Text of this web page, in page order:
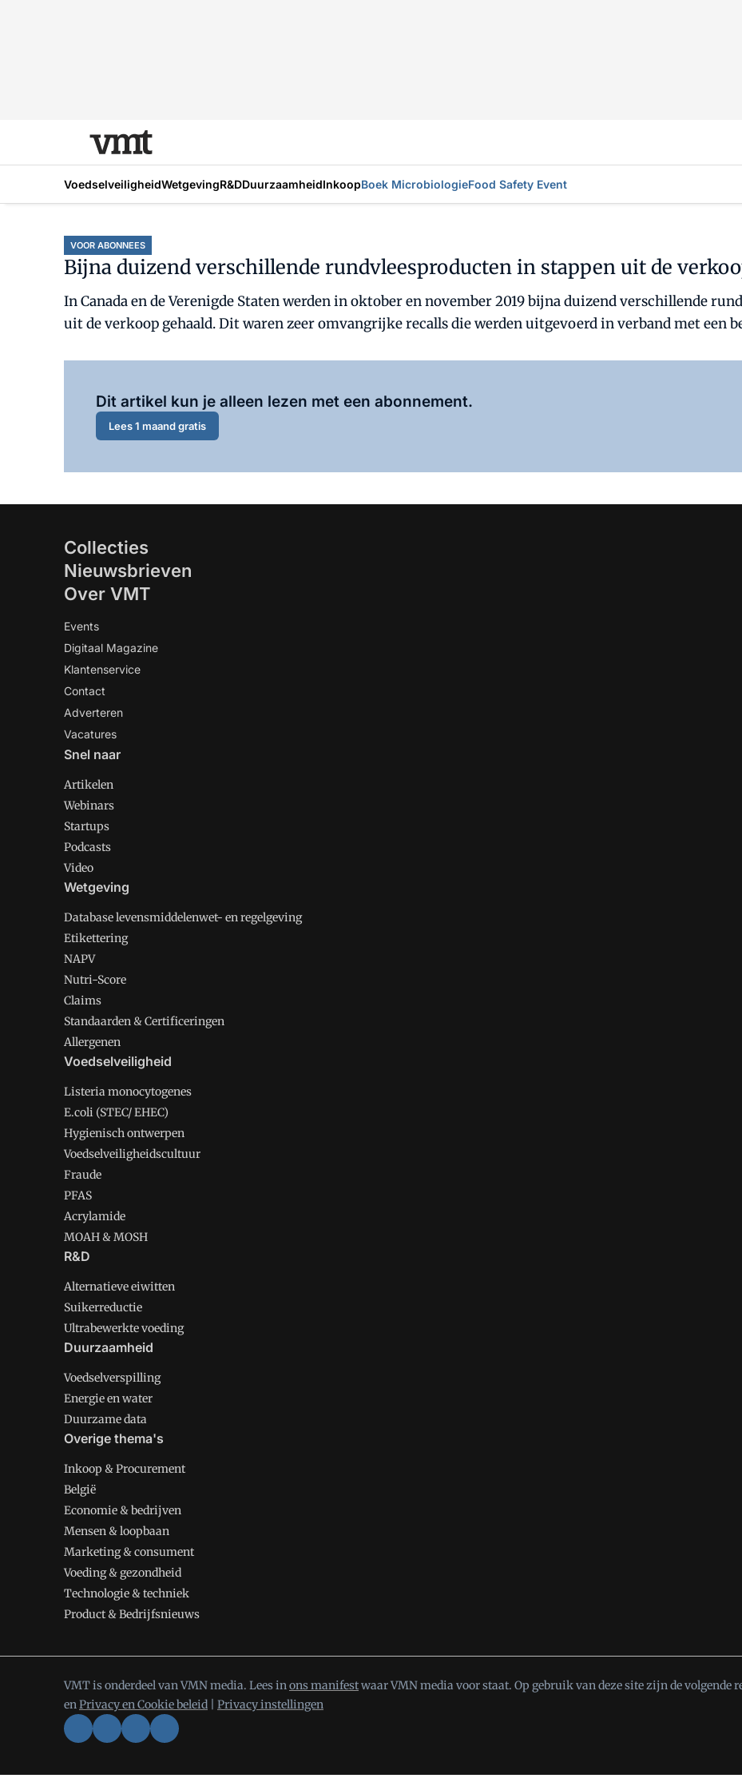
VoedselveiligheidWetgevingR&DDuurzaamheidInkoopBoek MicrobiologieFood Safety Event
VOOR ABONNEES
Bijna duizend verschillende rundvleesproducten in stappen uit de
In Canada en de Verenigde Staten werden in oktober en november 2019 bijna duizend verschillende
uit de verkoop gehaald. Dit waren zeer omvangrijke recalls die werden uitgevoerd in verband met een
Dit artikel kun je alleen lezen met een abonnement.
Lees 1 maand gratis
Collecties
Nieuwsbrieven
Over VMT
Events
Digitaal Magazine
Klantenservice
Contact
Adverteren
Vacatures
Snel naar
Artikelen
Webinars
Startups
Podcasts
Video
Wetgeving
Database levensmiddelenwet- en regelgeving
Etikettering
NAPV
Nutri-Score
Claims
Standaarden & Certificeringen
Allergenen
Voedselveiligheid
Listeria monocytogenes
E.coli (STEC/ EHEC)
Hygienisch ontwerpen
Voedselveiligheidscultuur
Fraude
PFAS
Acrylamide
MOAH & MOSH
R&D
Alternatieve eiwitten
Suikerreductie
Ultrabewerkte voeding
Duurzaamheid
Voedselverspilling
Energie en water
Duurzame data
Overige thema's
Inkoop & Procurement
België
Economie & bedrijven
Mensen & loopbaan
Marketing & consument
Voeding & gezondheid
Technologie & techniek
Product & Bedrijfsnieuws
VMT is onderdeel van VMN media. Lees inons manifestwaar VMN media voor staat. Op gebruik van deze site zijn de volgende
enPrivacy en Cookie beleid Privacy instellingen